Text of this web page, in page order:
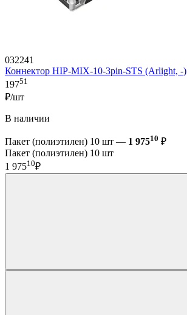
032241
Коннектор HIP-MIX-10-3pin-STS (Arlight, -)
19751
₽/шт
В наличии
Пакет (полиэтилен) 10 шт — 1 97510 ₽
Пакет (полиэтилен) 10 шт
1 97510₽